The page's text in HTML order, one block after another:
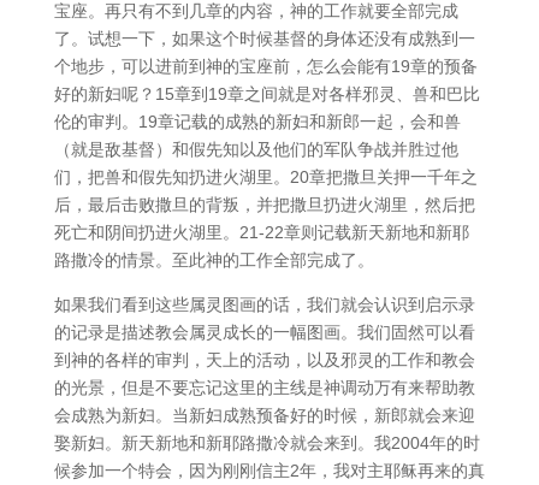
宝座。再只有不到几章的内容，神的工作就要全部完成
了。试想一下，如果这个时候基督的身体还没有成熟到一
个地步，可以进前到神的宝座前，怎么会能有19章的预备
好的新妇呢？15章到19章之间就是对各样邪灵、兽和巴比
伦的审判。19章记载的成熟的新妇和新郎一起，会和兽
（就是敌基督）和假先知以及他们的军队争战并胜过他
们，把兽和假先知扔进火湖里。20章把撒旦关押一千年之
后，最后击败撒旦的背叛，并把撒旦扔进火湖里，然后把
死亡和阴间扔进火湖里。21-22章则记载新天新地和新耶
路撒冷的情景。至此神的工作全部完成了。
如果我们看到这些属灵图画的话，我们就会认识到启示录
的记录是描述教会属灵成长的一幅图画。我们固然可以看
到神的各样的审判，天上的活动，以及邪灵的工作和教会
的光景，但是不要忘记这里的主线是神调动万有来帮助教
会成熟为新妇。当新妇成熟预备好的时候，新郎就会来迎
娶新妇。新天新地和新耶路撒冷就会来到。我2004年的时
候参加一个特会，因为刚刚信主2年，我对主耶稣再来的真